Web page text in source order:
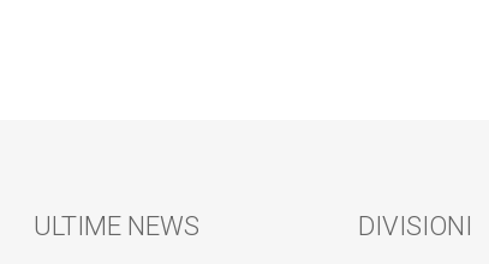
ULTIME NEWS DIVISIONI